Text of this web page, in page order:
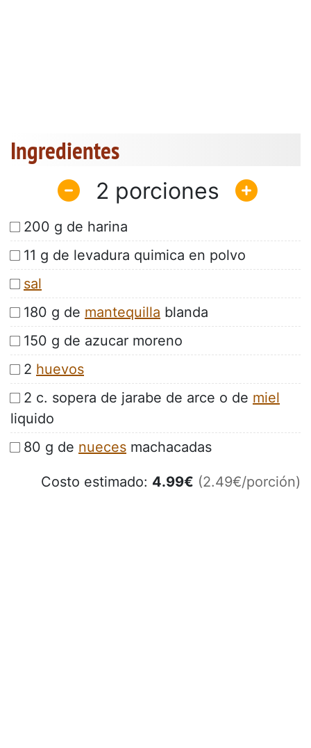
Ingredientes
2
200 g de harina
11 g de levadura quimica en polvo
sal
180 g de mantequilla blanda
150 g de azucar moreno
2 huevos
2 c. sopera de jarabe de arce o de miel
liquido
80 g de nueces machacadas
Costo estimado: 4.99€ (2.49€/porción)